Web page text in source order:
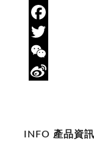
Email
Facebook
Twitter
WeChat
INFO 產品資訊